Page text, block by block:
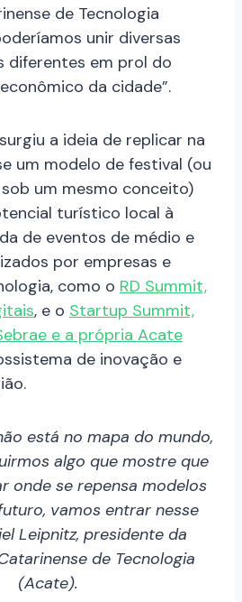
de Tecnologia
unir diversas
diferentes em prol do
da cidade”.
a ideia de replicar na
um modelo de festival (ou
um mesmo conceito)
turístico local à
de eventos de médio e
por empresas e
como o RD Summit,
, e o Startup Summit,
e a própria Acate
de inovação e
está no mapa do mundo,
algo que mostre que
onde se repensa modelos
vamos entrar nesse
Leipnitz, presidente da
de Tecnologia
(Acate).